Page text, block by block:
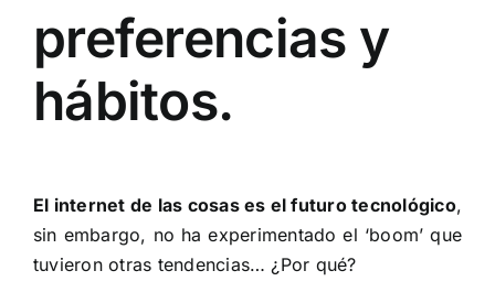
preferencias y
hábitos.
El internet de las cosas es el futuro tecnológico,
sin embargo, no ha experimentado el ‘boom’ que
tuvieron otras tendencias… ¿Por qué?